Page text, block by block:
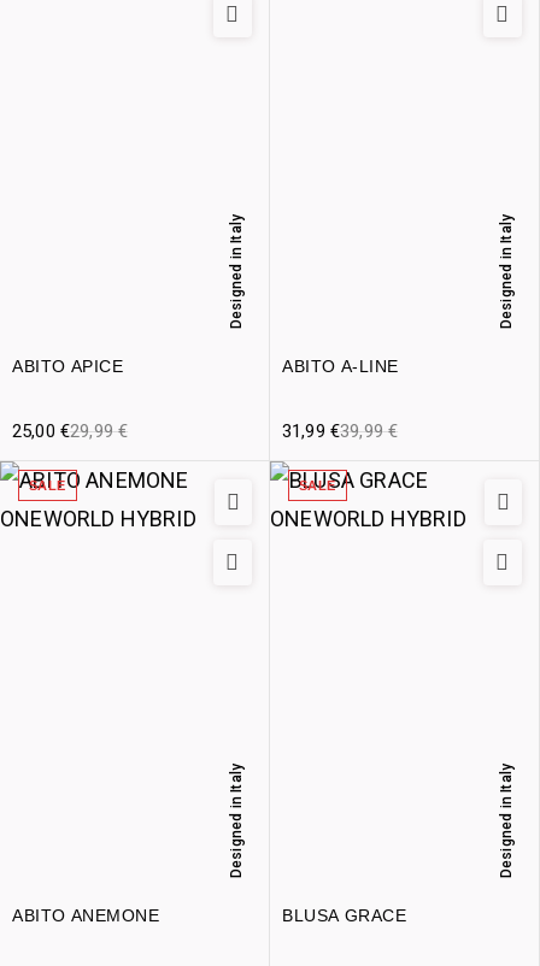
ABITO APICE
Designed in Italy
29,99€
25,00 €
ABITO A-LINE
Designed in Italy
39,99€
31,99 €
SALE
ABITO ANEMONE
Designed in Italy
SALE
BLUSA GRACE
Designed in Italy